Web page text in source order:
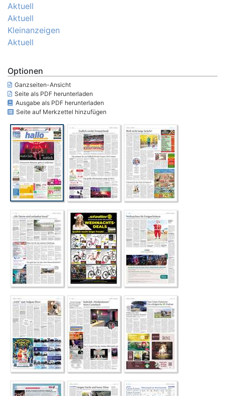
Aktuell
Aktuell
Kleinanzeigen
Aktuell
Optionen
Ganzseiten-Ansicht
Seite als PDF herunterladen
Ausgabe als PDF herunterladen
Seite auf Merkzettel hinzufügen